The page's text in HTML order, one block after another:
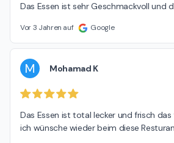
Das Essen ist sehr Geschmackvoll und
Vor 3 Jahren auf Google
M Mohamad K
Das Essen ist total lecker und frisch
ich wünsche wieder beim diese